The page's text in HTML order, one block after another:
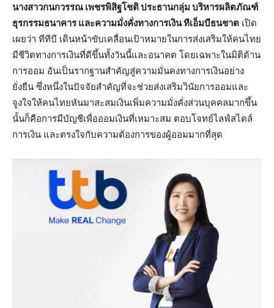
นางสาวกนกวรรณ เพชรพิสิฐโชติ ประธานกลุ่ม บริหารผลิตภัณฑ์
ธุรกรรมธนาคาร และความมั่งคั่งทางการเงิน ทีเอ็มบีธนชาต เปิด
เผยว่า ทีทีบี เดินหน้าขับเคลื่อนเป้าหมายในการส่งเสริมให้คนไทย
มีชีวิตทางการเงินที่ดีขึ้นทั้งวันนี้และอนาคต โดยเฉพาะในมิติด้าน
การออม อันเป็นรากฐานสำคัญสู่ความมั่นคงทางการเงินอย่าง
ยั่งยืน ซึ่งหนึ่งในปัจจัยสำคัญที่จะช่วยส่งเสริมวินัยการออมและ
จูงใจให้คนไทยหันมาสะสมเงินเพิ่มความมั่งคั่งส่วนบุคคลมากขึ้น
นั้นก็คือการมีบัญชีเพื่อออมเงินที่เหมาะสม ตอบโจทย์ไลฟ์สไตล์
การเงิน และตรงใจกับความต้องการของผู้ออมมากที่สุด